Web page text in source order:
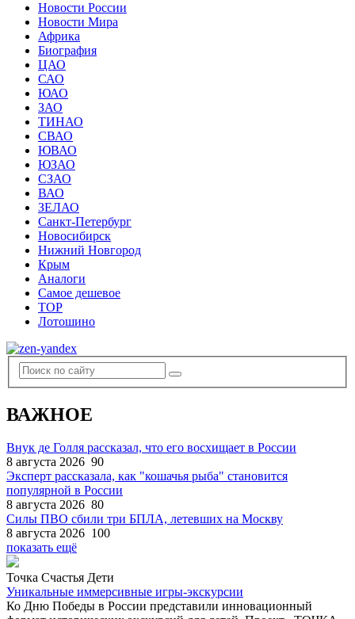
Новости России
Новости Мира
Африка
Биография
ЦАО
САО
ЮАО
ЗАО
ТИНАО
СВАО
ЮВАО
ЮЗАО
СЗАО
ВАО
ЗЕЛАО
Санкт-Петербург
Новосибирск
Нижний Новгород
Крым
Аналоги
Самое дешевое
TOP
Лотошино
ВАЖНОЕ
Внук де Голля рассказал, что его восхищает в России
8 августа 2026 90
Эксперт рассказала, как "кошачья рыба" становится
популярной в России
8 августа 2026 80
Силы ПВО сбили три БПЛА, летевших на Москву
8 августа 2026 100
показать ещё
Точка Счастья Дети
Уникальные иммерсивные игры-экскурсии
Ко Дню Победы в России представили инновационный